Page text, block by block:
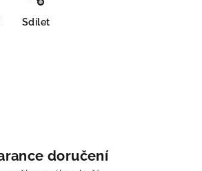
Sdílet
doručení